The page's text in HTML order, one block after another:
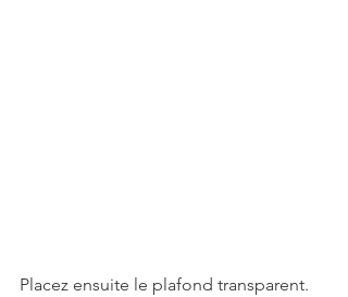
Placez ensuite le plafond transparent.